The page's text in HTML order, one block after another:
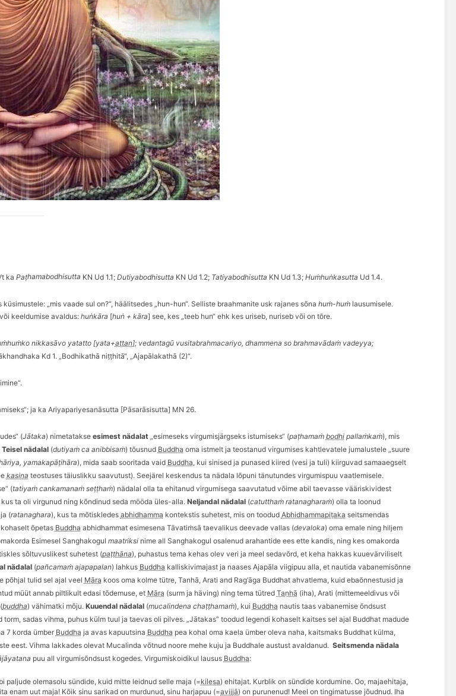
ka Paṭhamabodhisutta KN Ud1.1; Dutiyabodhisutta KN Ud1.2; Tatiyabodhisutta KN Ud1.3; Huṁhuṅkasutta Ud 1.4.
„mis vaade sul on?“, häälitsedes „hun-hun“. Selliste braahmanite usk rajanes sõna huṁ-huṁ lausumisele.
õi keeldumise avaldus: huṅkāra [huṅ + kāra] see, kes „teeb hun“ ehk kes uriseb, nurisebvõi on tõre.
nikkasāvo yatatto [yata+attan]; vedantagū vusitabrahmacariyo, dhammena so brahmavādaṁ vadeyya;
Kd 1. „Bodhikathā niṭṭhitā“, „Ajapālakathā (2)“.
ja ka Ariyapariyesanāsutta [Pāsarāsisutta] MN 26.
(Jātaka) nimetatakse esimest nädalat „esimeseks virgumisjärgseks istumiseks“ (paṭhamaṁ bodhipallaṁkaṁ), mis
Teisel nädalal(dutiyaṁ ca anibbisaṁ) tõusnud Buddha oma istmelt ja teostanud virgumises kahtlevatele jumalustele „suure
yamakapāṭihāra), mida saab sooritada vaid Buddha, kui sinised ja punased kiired (vesi ja tuli) kiirguvad samaaegselt
kasiṇa teostuses täiuslikku saavutust). Seejärel keskendus ta nädala lõpuni tänutundes virgumispuu vaatlemisele.
(tatiyaṁ cankamanaṁ seṭṭhaṁ) nädalal olla ta ehitanud virgumisega saavutatud võime abil taevasse vääriskividest
ta oli virgunud ning kõndinud seda mööda üles-alla. Neljandal nädalal(catutthaṁ ratanagharaṁ) olla ta loonud
(ratanaghara), kus ta mõtiskledes abhidhamma kontekstis suhetest, mis on toodud Abhidhammapiṭaka seitsmendas
õpetas Buddha abhidhammat esimesena Tāvatiṁsā taevalikus deevadevallas (devaloka) oma emale ning hiljem
Esimesel Sanghakogul maatriksinime all Sanghakogul osalenud arahantide ees ette kandis, ning kes omakorda
sõltuvuslikest suhetest (paṭṭhāna), puhastus tema kehas olev veri ja meel sedavõrd, et keha hakkas kuuevärviliselt
nädalal (pañcamaṁ ajapapalan) lahkus Buddha kalliskivimajast ja naasesAjapāla viigipuu alla, et nautida vabanemisõnne
põhjal tulid sel ajal veel Māra koos oma kolme tütre, Tanhā, Arati and Ragā’ga Buddhat ahvatlema, kuid ebaõnnestusid ja
müüt annab piltlikult edasi tõdemuse, et Māra (surm ja häving) ning tema tütred Taṇhā (iha), Arati (mittemeeldivus või
buddha) vähimatki mõju. Kuuendal nädalal (mucalindena chaṭṭhamaṁ), kui Buddha nautis taas vabanemise õndsust
sadas vihma, puhus külm tuul ja taevas oli pilves. „Jātakas“ toodud legendi kohaselt kaitses sel ajal Buddhat madude
7 korda ümber Buddha ja avas kapuutsina Buddha pea kohal oma kaela ümber oleva naha, kaitsmaks Buddhat külma,
eest. Vihma lakkades olevat Mucalinda võtnud noore mehe kuju ja Buddhale austust avaldanud. Seitsmenda nädala
puu all virgumisõndsust kogedes. Virgumiskoidikul lausus Buddha:
paljude olemasolu sündide, kuid mitte leidnud selle maja (=kilesa) ehitajat. Kurblik on sündide kordumine. Oo, majaehitaja,
enam uut maja! Kõik sinu sarikad on murdunud, sinu harjapuu (=avijjā)on purunenud! Meel on tingimatusse jõudnud. Iha